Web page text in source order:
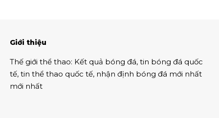
Giới thiệu
Thế giới thể thao: Kết quả bóng đá, tin bóng đá quốc
tế, tin thể thao quốc tế, nhận định bóng đá mới nhất
mới nhất